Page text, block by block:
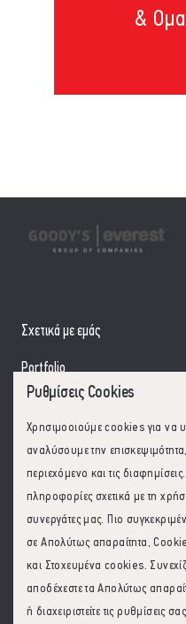
&
Σχετικά με εμάς
Portfolio
Franchise
Εταιρική Υπευθυνότητα
Επικοινωνία
Follow us on:
2026© Goodys - Everest Group of
ΕVERGOOD ΜΟΝΟΠΡΟΣΩΠΗ
Ρυθμίσεις Cookies
Χρησιμοοιούμε cookies για να
αναλύσουμε την
περιεχόμενο και τις
πληροφορίες σχετικά με τη
συνεργάτες μας. Πιο
σε Απολύτως απαραίτητα,
και Στοχευμένα cookies.
αποδέχεστε τα Απολύτως
ή διαχειριστείτε τις ρυθμίσεις